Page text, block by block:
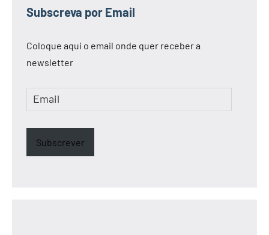
Subscreva por Email
Coloque aqui o email onde quer receber a
newsletter
Email
Subscrever